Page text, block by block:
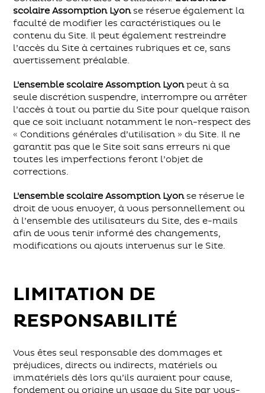
scolaire Assomption Lyonse réserve également la
faculté de modifier les caractéristiques ou le
contenu du Site. Il peut également restreindre
l’accès du Site à certaines rubriques et ce, sans
avertissement préalable.
L'ensemble scolaire Assomption Lyonpeut à sa
seule discrétion suspendre, interrompre ou arrêter
l’accès à tout ou partie du Site pour quelque raison
que ce soit incluant notamment le non-respect des
« Conditions générales d’utilisation » du Site. Il ne
garantit pas que le Site soit sans erreurs ni que
toutes les imperfections feront l’objet de
corrections.
L'ensemble scolaire Assomption Lyonse réserve le
droit de vous envoyer, à vous personnellement ou
à l’ensemble des utilisateurs du Site, des e-mails
afin de vous tenir informé des changements,
modifications ou ajouts intervenus sur le Site.
LIMITATION DE
RESPONSABILITÉ
Vous êtes seul responsable des dommages et
préjudices, directs ou indirects, matériels ou
immatériels dès lors qu’ils auraient pour cause,
fondement ou origine un usage du Site par vous-